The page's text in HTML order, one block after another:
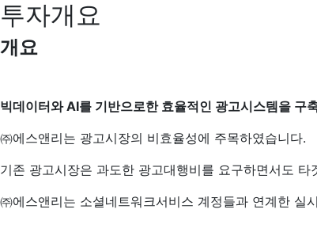
투자개요
개요
빅데이터와 AI를 기반으로한 효율적인 광고시스템을 구
㈜에스앤리는 광고시장의 비효율성에 주목하였습니다.
기존 광고시장은 과도한 광고대행비를 요구하면서도
㈜에스앤리는 소셜네트워크서비스 계정들과 연계한